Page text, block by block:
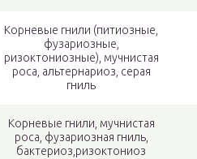
Корневые гнили (питиозные,
фузариозные,
ризоктониозные), мучнистая
роса, альтернариоз, серая
гниль
Корневые гнили, мучнистая
роса, фузариозная гниль,
бактериоз,ризоктониоз